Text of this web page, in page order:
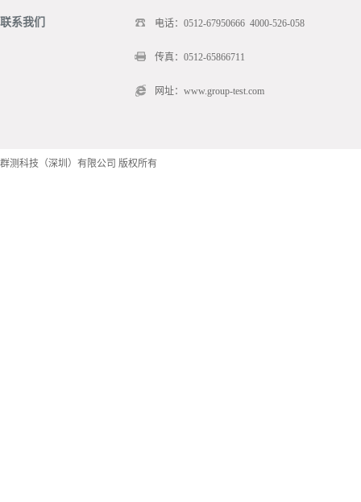
联系我们 电话：0512-67950666 4000-526-058
传真：0512-65866711
网址：www.group-test.com
群测科技（深圳）有限公司 版权所有